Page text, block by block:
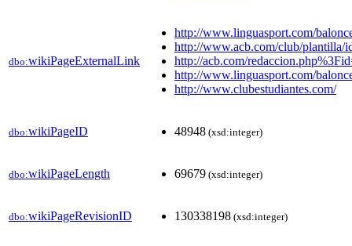
dbo:wikiPageExternalLink
http://www.linguasport.com/
http://www.acb.com/club/plantilla/
http://acb.com/
http://www.linguasport.com/
http://www.clubestudiantes.com/
dbo:wikiPageID 48948 (xsd:integer)
dbo:wikiPageLength 69679 (xsd:integer)
dbo:wikiPageRevisionID 130338198 (xsd:integer)